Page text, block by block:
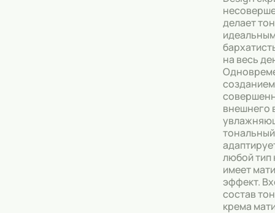
делает
на весь
созданием
внешнего
любой тип
имеет
эффект.
состав
крема